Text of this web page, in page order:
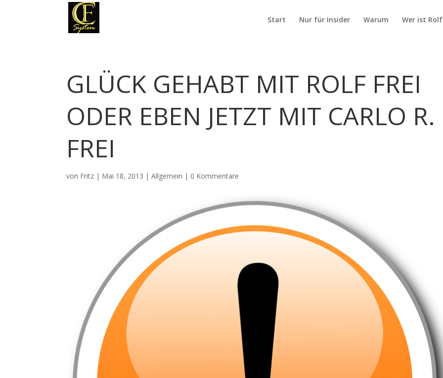
Start Nur für Insider Warum Wer ist
GLÜCK GEHABT MIT ROLF FREI
ODER EBEN JETZT MIT CARLO R.
FREI
von Fritz | Mai 18, 2013 |Allgemein | 0 Kommentare